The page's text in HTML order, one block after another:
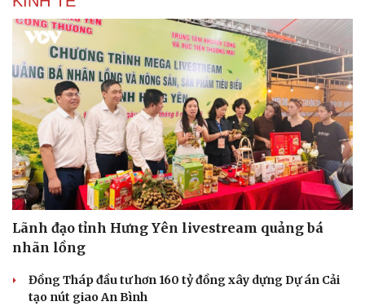
Lãnh đạo tỉnh Hưng Yên livestream quảng bá
nhãn lồng
Đồng Tháp đầu tư hơn 160 tỷ đồng xây dựng Dự án Cải
tạo nút giao An Bình